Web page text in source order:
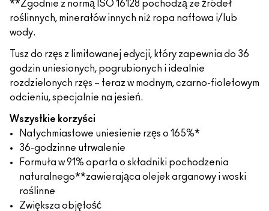
**Zgodnie z normą ISO 16128 pochodzą ze źródeł
roślinnych, minerałów innych niż ropa naftowa i/lub
wody.
Tusz do rzęs z limitowanej edycji, który zapewnia do 36
godzin uniesionych, pogrubionych i idealnie
rozdzielonych rzęs – teraz w modnym, czarno-fioletowym
odcieniu, specjalnie na jesień.
Wszystkie korzyści
Natychmiastowe uniesienie rzęs o 165%*
36-godzinne utrwalenie
Formuła w 91% oparta o składniki pochodzenia
naturalnego**zawierająca olejek arganowy i woski
roślinne
Zwiększa objętość